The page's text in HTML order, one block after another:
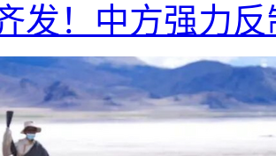
发！中方强力